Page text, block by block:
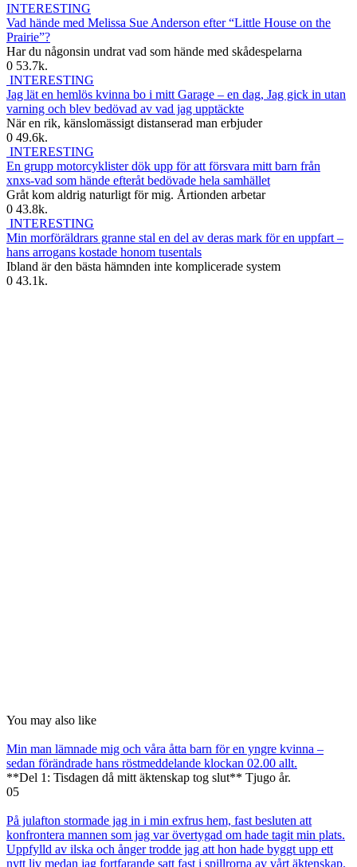
INTERESTING
Vad hände med Melissa Sue Anderson efter “Little House on the
Prairie”?
Har du någonsin undrat vad som hände med skådespelarna
0 53.7k.
INTERESTING
Jag lät en hemlös kvinna bo i mitt Garage – en dag, Jag gick in utan
varning och blev bedövad av vad jag upptäckte
När en rik, känslomässigt distanserad man erbjuder
0 49.6k.
INTERESTING
En grupp motorcyklister dök upp för att försvara mitt barn från
xnxs-vad som hände efteråt bedövade hela samhället
Gråt kom aldrig naturligt för mig. Årtionden arbetar
0 43.8k.
INTERESTING
Min morföräldrars granne stal en del av deras mark för en uppfart –
hans arrogans kostade honom tusentals
Ibland är den bästa hämnden inte komplicerade system
0 43.1k.
You may also like
Min man lämnade mig och våra åtta barn för en yngre kvinna –
sedan förändrade hans röstmeddelande klockan 02.00 allt.
**Del 1: Tisdagen då mitt äktenskap tog slut** Tjugo år.
05
På julafton stormade jag in i min exfrus hem, fast besluten att
konfrontera mannen som jag var övertygad om hade tagit min plats.
Uppfylld av ilska och ånger trodde jag att hon hade byggt upp ett
nytt liv medan jag fortfarande satt fast i spillrorna av vårt äktenskap.